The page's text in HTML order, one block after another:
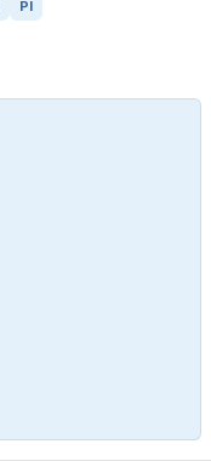
PI